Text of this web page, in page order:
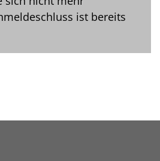
ist bereits